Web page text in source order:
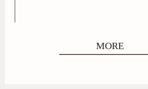
MORE